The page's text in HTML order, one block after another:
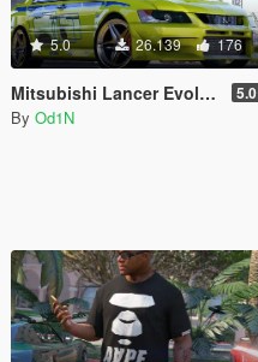
5.0 26.139 176
Mitsubishi Lancer Evolution 2Fast 2Furious 5.0
By Od1N